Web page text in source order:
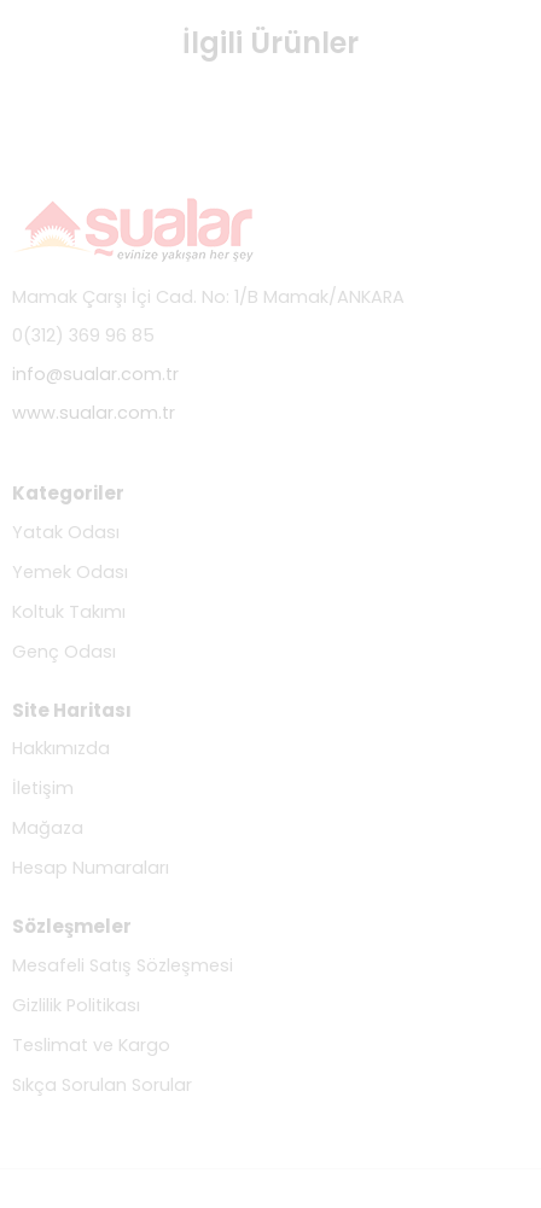
İlgili Ürünler
Mamak Çarşı İçi Cad. No: 1/B Mamak/ANKARA
0(312) 369 96 85
info@sualar.com.tr
www.sualar.com.tr
Kategoriler
Yatak Odası
Yemek Odası
Koltuk Takımı
Genç Odası
Site Haritası
Hakkımızda
İletişim
Mağaza
Hesap Numaraları
Sözleşmeler
Mesafeli Satış Sözleşmesi
Gizlilik Politikası
Teslimat ve Kargo
Sıkça Sorulan Sorular